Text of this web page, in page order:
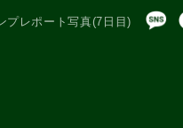
プレポート写真(7日目)